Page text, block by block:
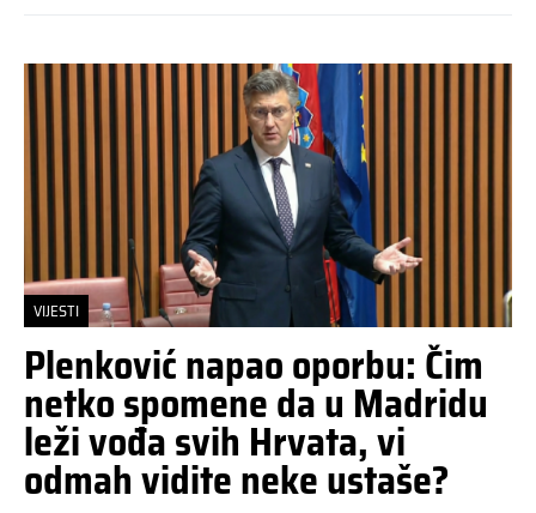
VIJESTI
Plenković napao oporbu: Čim
netko spomene da u Madridu
leži vođa svih Hrvata, vi
odmah vidite neke ustaše?